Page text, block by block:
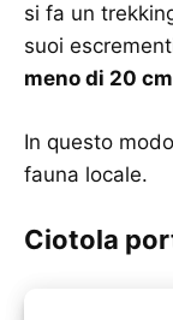
si fa un
suoi
meno di 20
In questo
fauna locale.
Ciotola